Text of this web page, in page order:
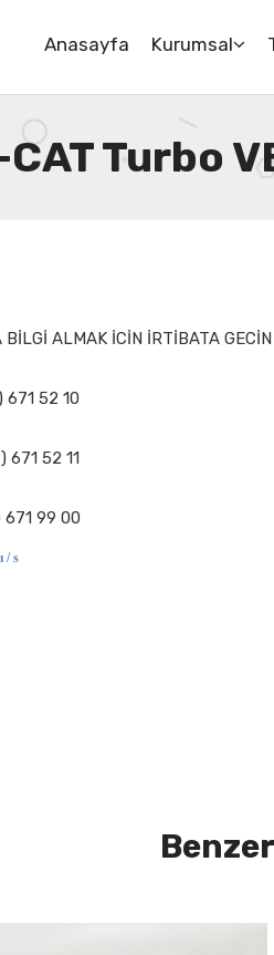
Anasayfa Kurumsal
Turbo
ALMAK İCİN İRTİBATA GECİN
671 52 10
671 52 11
671 99 00
/ s